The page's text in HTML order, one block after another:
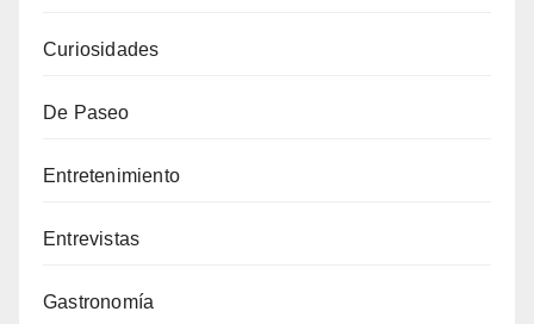
Curiosidades
De Paseo
Entretenimiento
Entrevistas
Gastronomía